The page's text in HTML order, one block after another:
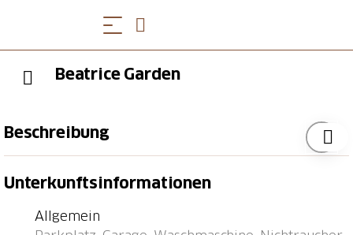
Beatrice Garden
Beschreibung
Ruhige, sonnige Lage am Hang, in einem
Einstellraum für Fahrräder, Zentralheizung,
Unterkunftsinformationen
Allgemein